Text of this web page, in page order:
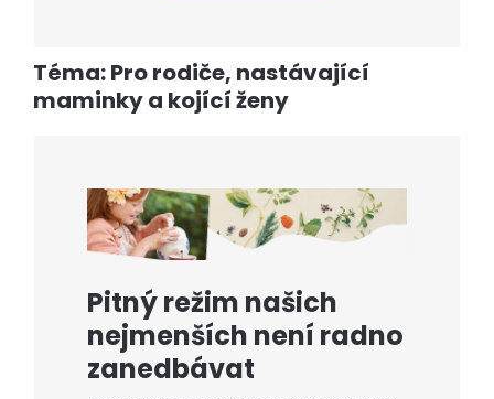
Téma: Pro rodiče, nastávající
maminky a kojící ženy
Pitný režim našich
nejmenších není radno
zanedbávat